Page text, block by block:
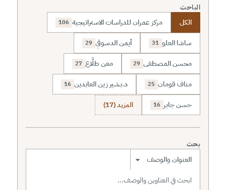
الباحث
الكل مركز عمران للدراسات الاستراتيجية 106
ساشا العلو 31 أيمن الدسوقي 29
محسن المصطفى 29 معن طلَّاع 27
مناف قومان 25 د.بشير زين العابدين 16
حسن جابر 16 المزيد (17)
بحث
نطاق البحث